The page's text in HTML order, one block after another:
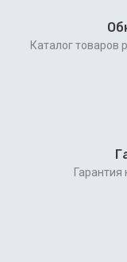
Каталог товаров
Гарантия